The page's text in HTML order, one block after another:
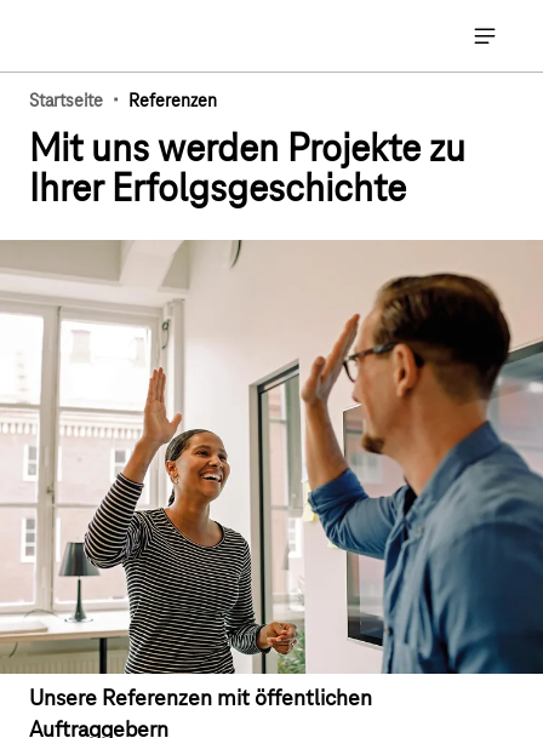
Startseite · Referenzen
Mit uns werden Projekte zu
Ihrer Erfolgsgeschichte
Unsere Referenzen mit öffentlichen
Auftraggebern